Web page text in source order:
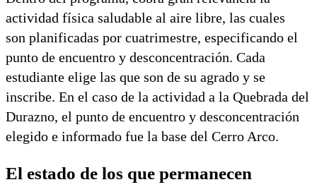
actividad física saludable al aire libre, las cuales
son planificadas por cuatrimestre, especificando el
punto de encuentro y desconcentración. Cada
estudiante elige las que son de su agrado y se
inscribe. En el caso de la actividad a la Quebrada del
Durazno, el punto de encuentro y desconcentración
elegido e informado fue la base del Cerro Arco.
El estado de los que permanecen